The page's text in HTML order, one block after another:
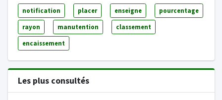
notification placer enseigne pourcentage
rayon manutention classement
encaissement
Les plus consultés